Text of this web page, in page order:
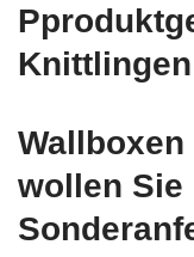
Knittlingen
wollen Sie